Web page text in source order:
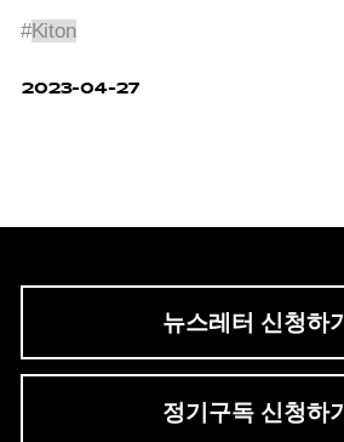
#Kiton
2023-04-27
뉴스레터 신청하기
정기구독 신청하기